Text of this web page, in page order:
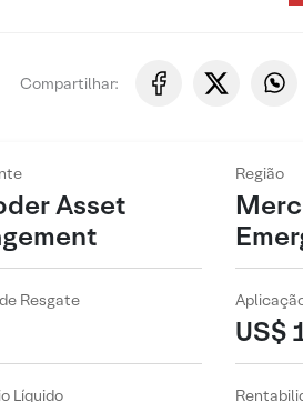
Compartilhar:
Asset
Região
Resgate
US$
Líquido